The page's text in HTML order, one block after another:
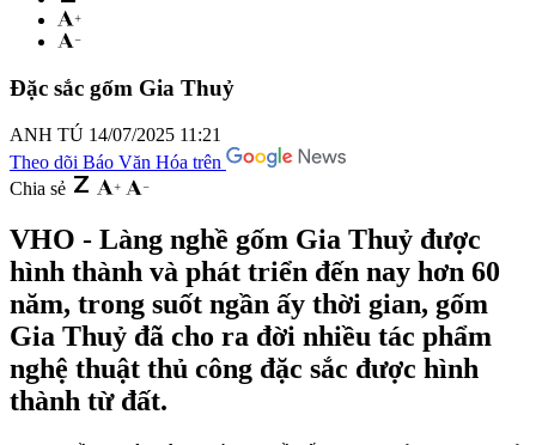
Đặc sắc gốm Gia Thuỷ
ANH TÚ 14/07/2025 11:21
Theo dõi Báo Văn Hóa trên
Chia sẻ
VHO - Làng nghề gốm Gia Thuỷ được
hình thành và phát triển đến nay hơn 60
năm, trong suốt ngần ấy thời gian, gốm
Gia Thuỷ đã cho ra đời nhiều tác phẩm
nghệ thuật thủ công đặc sắc được hình
thành từ đất.